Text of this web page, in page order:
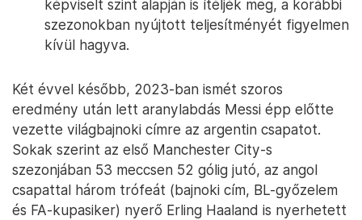
képviselt szint alapján is ítéljék meg, a korábbi
szezonokban nyújtott teljesítményét figyelmen
kívül hagyva.
Két évvel később, 2023-ban ismét szoros
eredmény után lett aranylabdás Messi épp előtte
vezette világbajnoki címre az argentin csapatot.
Sokak szerint az első Manchester City-s
szezonjában 53 meccsen 52 gólig jutó, az angol
csapattal három trófeát (bajnoki cím, BL-győzelem
és FA-kupasiker) nyerő Erling Haaland is nyerhetett